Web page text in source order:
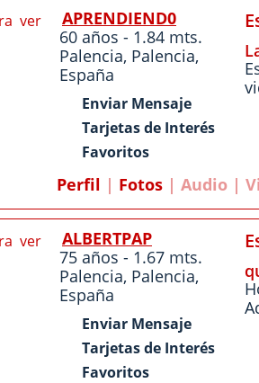
APRENDIEND0
60 años - 1.84 mts.
Palencia, Palencia,
España
Enviar Mensaje
Tarjetas de Interés
Favoritos
Perfil | Fotos | Audio |
ALBERTPAP
75 años - 1.67 mts.
Palencia, Palencia,
España
Enviar Mensaje
Tarjetas de Interés
Favoritos